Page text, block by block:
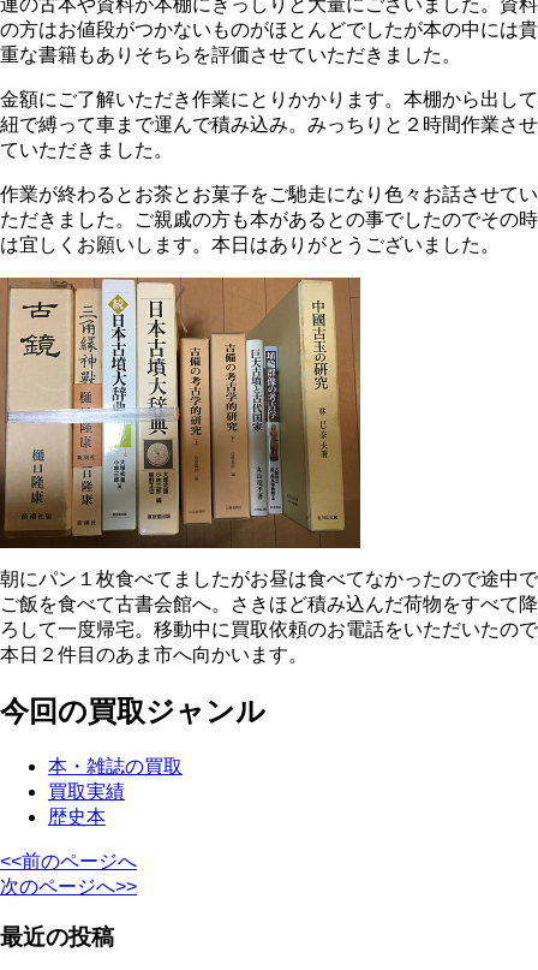
の方はお値段がつかないものがほとんどでしたが本の中には貴
重な書籍もありそちらを評価させていただきました。
金額にご了解いただき作業にとりかかります。本棚から出して
紐で縛って車まで運んで積み込み。みっちりと２時間作業させ
ていただきました。
作業が終わるとお茶とお菓子をご馳走になり色々お話させてい
ただきました。ご親戚の方も本があるとの事でしたのでその時
は宜しくお願いします。本日はありがとうございました。
朝にパン１枚食べてましたがお昼は食べてなかったので途中で
ご飯を食べて古書会館へ。さきほど積み込んだ荷物をすべて降
ろして一度帰宅。移動中に買取依頼のお電話をいただいたので
本日２件目のあま市へ向かいます。
今回の買取ジャンル
本・雑誌の買取
買取実績
歴史本
<<前のページへ
次のページへ>>
最近の投稿